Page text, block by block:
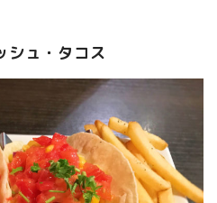
シュ・タコス